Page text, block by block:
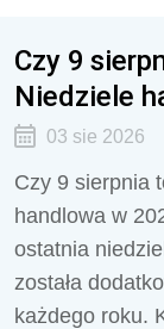
Czy 9
Niedziele
03 sie 2026
Czy 9 sierpnia
handlowa w
ostatnia
została
każdego roku.